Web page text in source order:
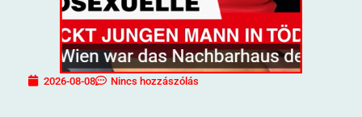
2026-08-08 Nincs hozzászólás